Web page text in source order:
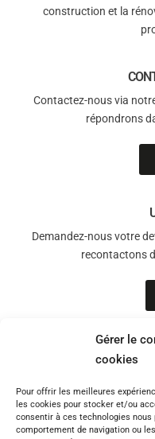
Gérer le
cookies
Pour offrir les meilleures
les cookies pour stocker et/ou
consentir à ces technologies
comportement de navigation ou
construction et la
Contactez-nous via
répondrons
Demandez-nous votre
recontactons
T-Sols, un allié de choix
Vous souhaitez être
pour un chantier en toute
votre réflexion, disposez